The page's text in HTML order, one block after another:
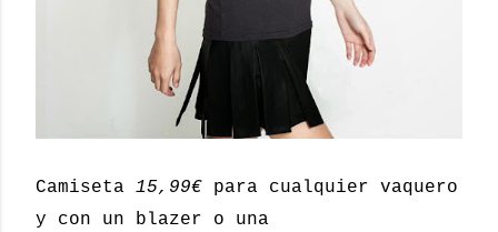
Camiseta 15,99€ para cualquier vaquero
y con un blazer o una